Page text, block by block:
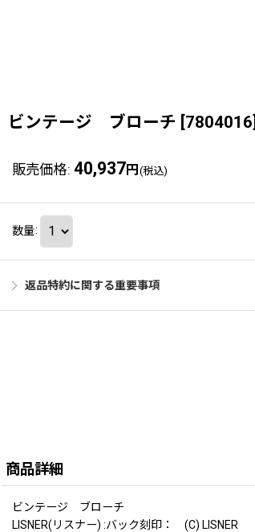
ビンテージ ブローチ [7804016]
販売価格: 40,937円 (税込)
数量:
返品特約に関する重要事項
商品詳細
ビンテージ ブローチ
LISNER(リスナー) :バック刻印： (C) LISNER